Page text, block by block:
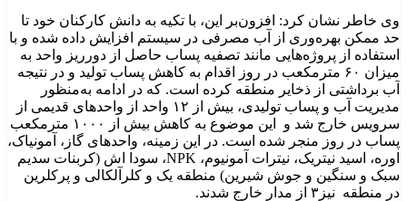
وی خاطر نشان کرد: افزون‌بر این، با تکیه به دانش کارکنان خود تا
حد ممکن بهره‌وری از آب مصرفی در سیستم افزایش داده شده و با
استفاده از پروژه‌هایی مانند تصفیه پساب حاصل از دورریز واحد به
میزان ۶۰ مترمکعب در روز اقدام به کاهش پساب تولید و در نتیجه
آب برداشتی از ذخایر منطقه کرده است. که در ادامه به‌منظور
مدیریت آب و پساب تولیدی، بیش از ۱۲ واحد از واحدهای قدیمی از
سرویس خارج شد و این موضوع به کاهش بیش از ۱۰۰۰ مترمکعب
پساب در روز منجر شده است. در این زمینه، واحدهای گاز، آمونیاک،
اوره، اسید نیتریک، نیترات آمونیوم، NPK، سودا اش (کربنات سدیم
سبک و سنگین و جوش شیرین) منطقه یک و کلرآلکالی و پرکلرین
در منطقه نیز۳ از مدار خارج شدند.